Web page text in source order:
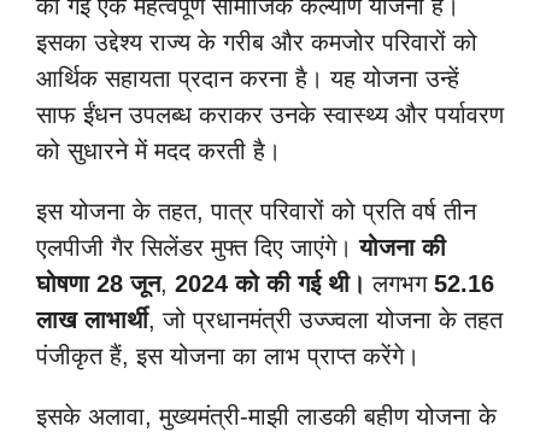
की गई एक महत्वपूर्ण सामाजिक कल्याण योजना है।
इसका उद्देश्य राज्य के गरीब और कमजोर परिवारों को
आर्थिक सहायता प्रदान करना है। यह योजना उन्हें
साफ ईंधन उपलब्ध कराकर उनके स्वास्थ्य और पर्यावरण
को सुधारने में मदद करती है।
इस योजना के तहत, पात्र परिवारों को प्रति वर्ष तीन
एलपीजी गैर सिलेंडर मुफ्त दिए जाएंगे।योजना की
घोषणा 28 जून, 2024 को की गई थी। लगभग 52.16
लाख लाभार्थी, जो प्रधानमंत्री उज्ज्वला योजना के तहत
पंजीकृत हैं, इस योजना का लाभ प्राप्त करेंगे।
इसके अलावा, मुख्यमंत्री-माझी लाडकी बहीण योजना के